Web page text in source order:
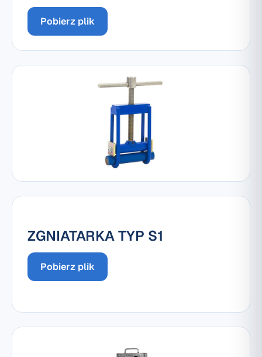
Pobierz plik
ZGNIATARKA TYP S1
Pobierz plik